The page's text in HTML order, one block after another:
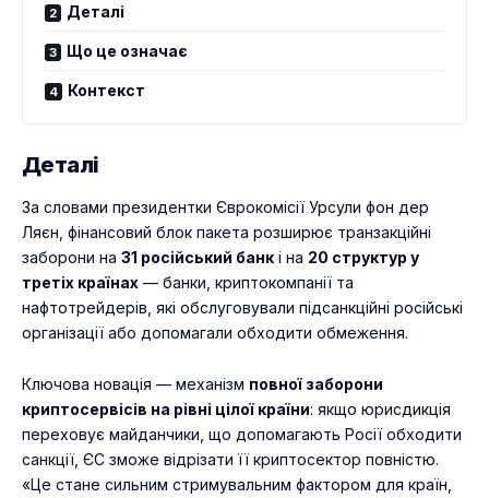
Деталі
Що це означає
Контекст
Деталі
За словами президентки Єврокомісії Урсули фон дер
Ляєн, фінансовий блок пакета розширює транзакційні
заборони на 31 російський банк і на 20 структур у
третіх країнах — банки, криптокомпанії та
нафтотрейдерів, які обслуговували підсанкційні російські
організації або допомагали обходити обмеження.
Ключова новація — механізм повної заборони
криптосервісів на рівні цілої країни: якщо юрисдикція
переховує майданчики, що допомагають Росії обходити
санкції, ЄС зможе відрізати її криптосектор повністю.
«Це стане сильним стримувальним фактором для країн,